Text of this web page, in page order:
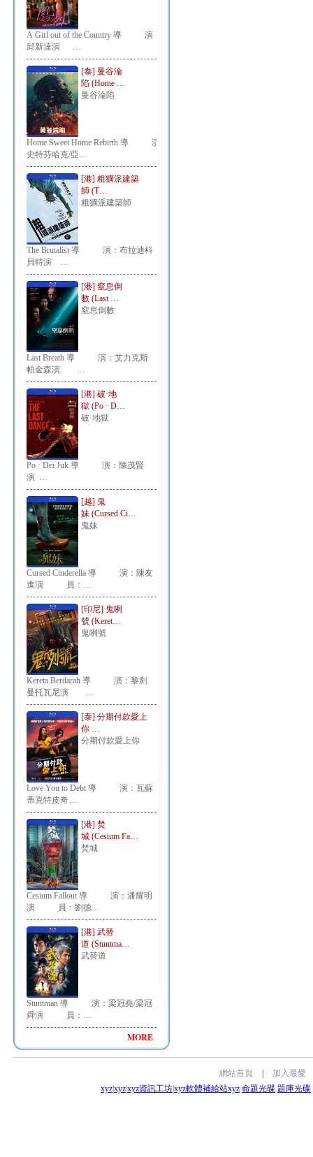
A Girl out of the Country 導 演：
邱新達演 …
[泰] 曼谷淪
陷 (Home …
曼谷淪陷
Home Sweet Home Rebirth 導 演：
史特芬哈克/亞…
[港] 粗獷派建築
師 (T…
粗獷派建築師
The Brutalist 導 演：布拉迪科
貝特演 …
[港] 窒息倒
數 (Last …
窒息倒數
Last Breath 導 演：艾力克斯
帕金森演 …
[港] 破·地
獄 (Po · D…
破·地獄
Po · Dei Juk 導 演：陳茂賢
演 …
[越] 鬼
妹 (Cursed Ci…
鬼妹
Cursed Cinderella 導 演：陳友
進演 員：…
[印尼] 鬼咧
號 (Keret…
鬼咧號
Kereta Berdarah 導 演：黎刹
曼托瓦尼演 …
[泰] 分期付款愛上
你 …
分期付款愛上你
Love You to Debt 導 演：瓦蘇
蒂克特皮奇…
[港] 焚
城 (Cesium Fa…
焚城
Cesium Fallout 導 演：潘耀明
演 員：劉德…
[港] 武替
道 (Stuntma…
武替道
Stuntman 導 演：梁冠堯/梁冠
舜演 員：…
MORE
網站首頁
加入最愛
xyzxyzxyz資訊工坊xyz軟體補給站xyz 命題光碟 題庫光碟